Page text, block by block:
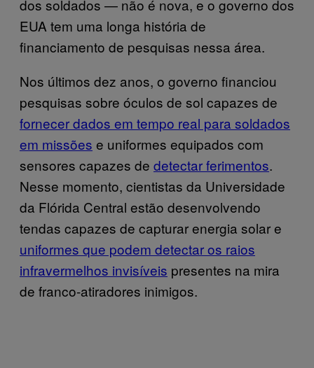
dos soldados — não é nova, e o governo dos
EUA tem uma longa história de
financiamento de pesquisas nessa área.
Nos últimos dez anos, o governo financiou
pesquisas sobre óculos de sol capazes de
fornecer dados em tempo real para soldados
em missões e uniformes equipados com
sensores capazes de detectar ferimentos.
Nesse momento, cientistas da Universidade
da Flórida Central estão desenvolvendo
tendas capazes de capturar energia solar e
uniformes que podem detectar os raios
infravermelhos invisíveis presentes na mira
de franco-atiradores inimigos.